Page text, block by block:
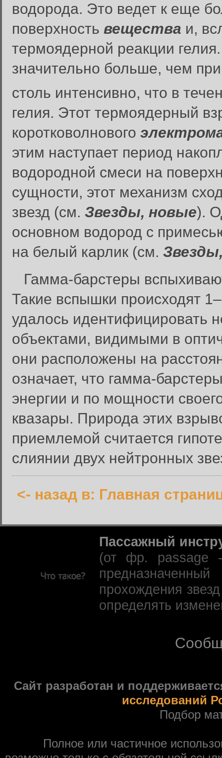
водорода. Это ведет к еще
поверхность вещества и,
термоядерной реакции
значительно больше, чем
столь интенсивно, что в
гелия. Этот термоядерный
коротковолнового
этим наступает период
водородной смеси на
сущности, этот механизм
звезд (см. Звезды, новые).
основном водород с
на белый карлик (см.
Гамма-барстеры
Такие вспышки происходят
удалось идентифицировать
объектами, видимыми в
они расположены на
означает, что гамма-
энергии и по мощности
квазары. Природа этих
приемлемой считается
слиянии двух нейтронных
<- назад в: Главная
Пассажный
(от фр. passage -
прохождения
определять
Сайт разработан и
исследований
Подбор
Полное или частичное